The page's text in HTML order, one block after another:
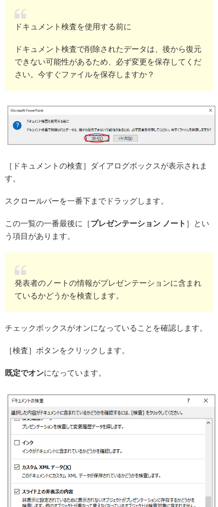
ドキュメント検査を使用する前に
ドキュメント検査で削除されたデータは、後から復元
できない可能性があるため、必ず変更を保存してくだ
さい。今すぐファイルを保存しますか？
［ドキュメントの検査］ダイアログボックスが表示されま
す。
スクロールバーを一番下までドラッグします。
この一覧の一番最後に［プレゼンテーション ノート ］とい
う項目があります。
発表者のノートの情報がプレゼンテーションに含まれ
ているかどうかを検査します。
チェックボックスがオンになっていることを確認します。
［検査］ボタンをクリックします。
既定でオンになっています。